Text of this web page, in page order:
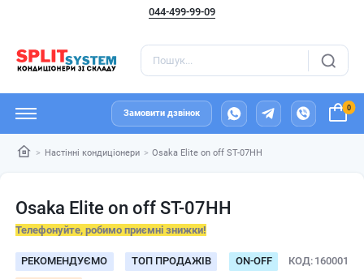
044-499-99-09
Замовити дзвінок
0
Настінні кондиціонери Osaka Elite on off ST-07HH
Osaka Elite on off ST-07HH
Телефонуйте, робимо приємні знижки!
РЕКОМЕНДУЄМО ТОП ПРОДАЖІВ ОN-ОFF КОД 160001